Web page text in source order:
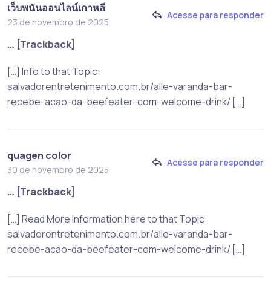
เว็บพนันออนไลน์เกาหลี
23 de novembro de 2025
Acesse para responder
… [Trackback]
[…] Info to that Topic:
salvadorentretenimento.com.br/alle-varanda-bar-
recebe-acao-da-beefeater-com-welcome-drink/ […]
quagen color
30 de novembro de 2025
Acesse para responder
… [Trackback]
[…] Read More Information here to that Topic:
salvadorentretenimento.com.br/alle-varanda-bar-
recebe-acao-da-beefeater-com-welcome-drink/ […]